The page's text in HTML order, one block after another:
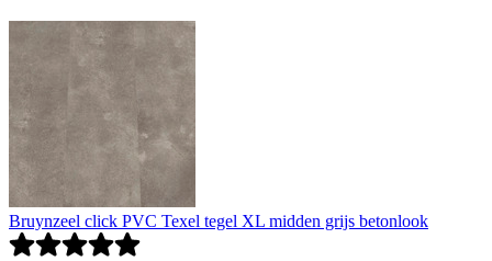
Bruynzeel click PVC Texel tegel XL midden grijs betonlook